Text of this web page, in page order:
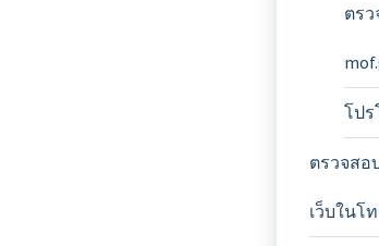
ตร
โป
ตรวจสอ
เว็บในโ